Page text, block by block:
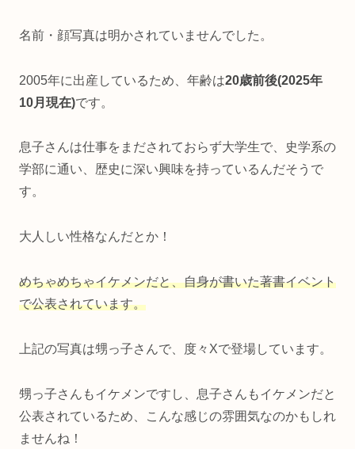
名前・顔写真は明かされていませんでした。
2005年に出産しているため、年齢は20歳前後(2025年
10月現在)です。
息子さんは仕事をまだされておらず大学生で、史学系の
学部に通い、歴史に深い興味を持っているんだそうで
す。
大人しい性格なんだとか！
めちゃめちゃイケメンだと、自身が書いた著書イベント
で公表されています。
上記の写真は甥っ子さんで、度々Xで登場しています。
甥っ子さんもイケメンですし、息子さんもイケメンだと
公表されているため、こんな感じの雰囲気なのかもしれ
ませんね！